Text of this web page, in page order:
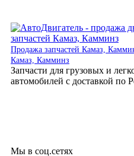
Продажа запчастей Камаз,
Камаз, Камминз
Запчасти для грузовых и
автомобилей с доставкой по
Мы в соц.сетях